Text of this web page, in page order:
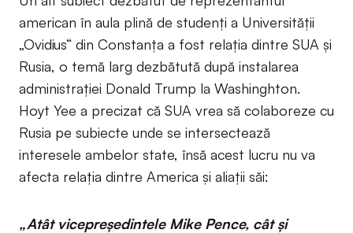
american în aula plină de studenți a Universității
„Ovidius“ din Constanța a fost relația dintre SUA și
Rusia, o temă larg dezbătută după instalarea
administrației Donald Trump la Washinghton.
Hoyt Yee a precizat că SUA vrea să colaboreze cu
Rusia pe subiecte unde se intersectează
interesele ambelor state, însă acest lucru nu va
afecta relația dintre America și aliații săi:
„Atât vicepreședintele Mike Pence, cât și